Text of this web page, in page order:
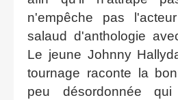
n'empêche pas
salaud d'anthologie
Le jeune Johnny
tournage raconte la
peu désordonnée